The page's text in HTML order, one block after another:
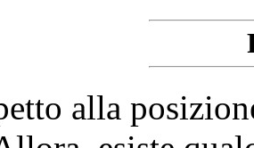
alla